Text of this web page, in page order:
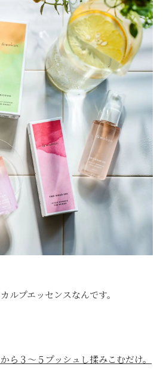
ルプエッセンスなんです。
ら３～５プッシュし揉みこむだけ。